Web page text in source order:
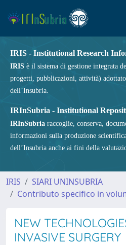
IRIS - Institutional Research
IRIS è il sistema di gestione integrata
progetti, pubblicazioni, attività)
dell’Insubria.
IRInSubria - Institutional
IRInSubria raccoglie, conserva,
informazioni sulla produzione
dell’Insubria anche ai fini della
IRIS
SIARI UNINSUBRIA
Contributo specifico in
NEW
INVASIVE SURGERY